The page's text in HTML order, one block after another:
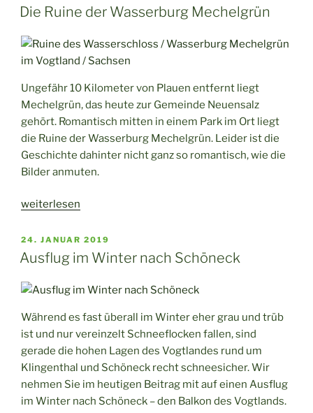
Kauschwitz
der
Nähe
Plauen“
AM
Die Ruine der Wasserburg Mechelgrün
Ungefähr 10 Kilometer von Plauen entfernt liegt
Mechelgrün, das heute zur Gemeinde Neuensalz
gehört. Romantisch mitten in einem Park im Ort liegt
die Ruine der Wasserburg Mechelgrün. Leider ist die
Geschichte dahinter nicht ganz so romantisch, wie die
Bilder anmuten.
„Die
der
Wasserburg
weiterlesen
VERÖFFENTLICHT
AM
24. JANUAR 2019
Ausflug im Winter nach Schöneck
Während es fast überall im Winter eher grau und trüb
ist und nur vereinzelt Schneeflocken fallen, sind
gerade die hohen Lagen des Vogtlandes rund um
Klingenthal und Schöneck recht schneesicher. Wir
nehmen Sie im heutigen Beitrag mit auf einen Ausflug
im Winter nach Schöneck – den Balkon des Vogtlands.